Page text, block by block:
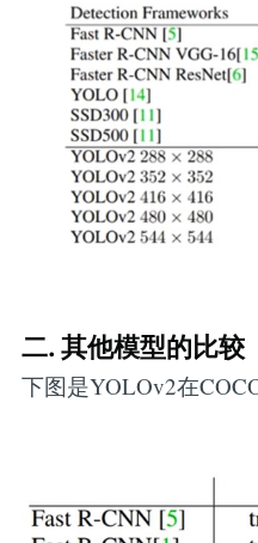
二. 其他模型的比较
下图是YOLOv2在